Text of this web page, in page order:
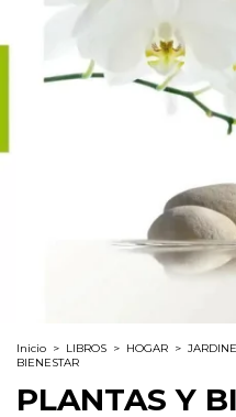
Inicio > LIBROS > HOGAR >
BIENESTAR
PLANTAS Y